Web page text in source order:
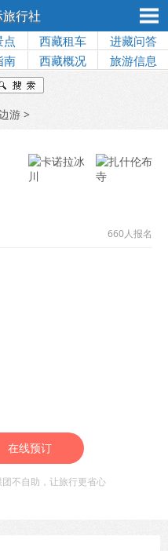
行社
点 西藏租车
进藏问答
南 西藏概况 旅游信息
游 >
660人报名
在线预订
不自助，让旅行更省心